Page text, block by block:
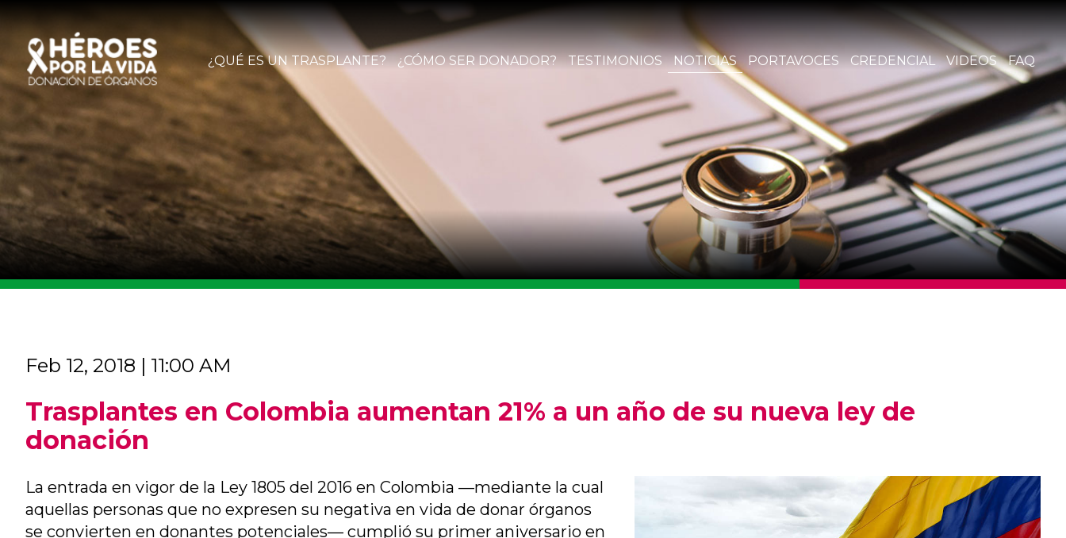
¿QUÉ ES UN TRASPLANTE? ¿CÓMO SER DONADOR? TESTIMONIOS NOTICIAS PORTAVOCES CREDENCIAL VIDEOS FAQ
Feb 12, 2018 | 11:00 AM
Trasplantes en Colombia aumentan 21% a un año de su nueva ley de
donación
La entrada en vigor de la Ley 1805 del 2016 en Colombia —mediante la cual
aquellas personas que no expresen su negativa en vida de donar órganos
se convierten en donantes potenciales— cumplió su primer aniversario en